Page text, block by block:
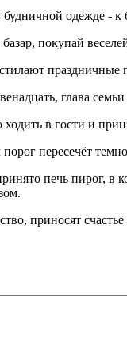
одежде - к
покупай
глава
в гости и
пересечёт
печь пирог, в
приносят